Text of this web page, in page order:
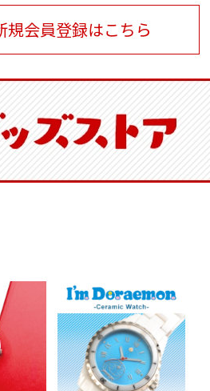
規会員登録はこちら